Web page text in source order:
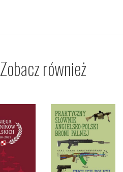
Zobacz również